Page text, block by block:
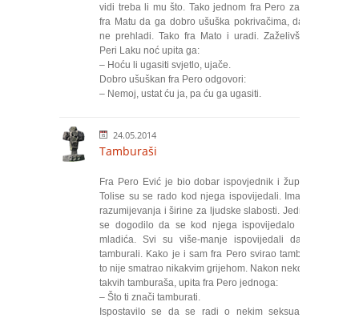
vidi treba li mu što. Tako jednom fra Pero zamoli
fra Matu da ga dobro ušuška pokrivačima, da se
ne prehladi. Tako fra Mato i uradi. Zaželivši fra
Peri Laku noć upita ga:
– Hoću li ugasiti svjetlo, ujače.
Dobro ušuškan fra Pero odgovori:
– Nemoj, ustat ću ja, pa ću ga ugasiti.
24.05.2014
Tamburaši
Fra Pero Ević je bio dobar ispovjednik i župljani
Tolise su se rado kod njega ispovijedali. Imao je
razumijevanja i širine za ljudske slabosti. Jednom
se dogodilo da se kod njega ispovijedalo više
mladića. Svi su više-manje ispovijedali da su
tamburali. Kako je i sam fra Pero svirao tamburu,
to nije smatrao nikakvim grijehom. Nakon nekoliko
takvih tamburaša, upita fra Pero jednoga:
– Što ti znači tamburati.
Ispostavilo se da se radi o nekim seksualnim